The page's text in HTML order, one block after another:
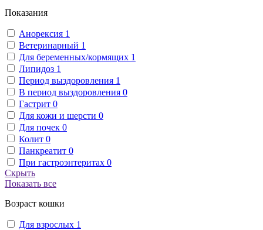
Показания
Анорексия 1
Ветеринарный 1
Для беременных/кормящих 1
Липидоз 1
Период выздоровления 1
В период выздоровления 0
Гастрит 0
Для кожи и шерсти 0
Для почек 0
Колит 0
Панкреатит 0
При гастроэнтеритах 0
Скрыть
Показать все
Возраст кошки
Для взрослых 1